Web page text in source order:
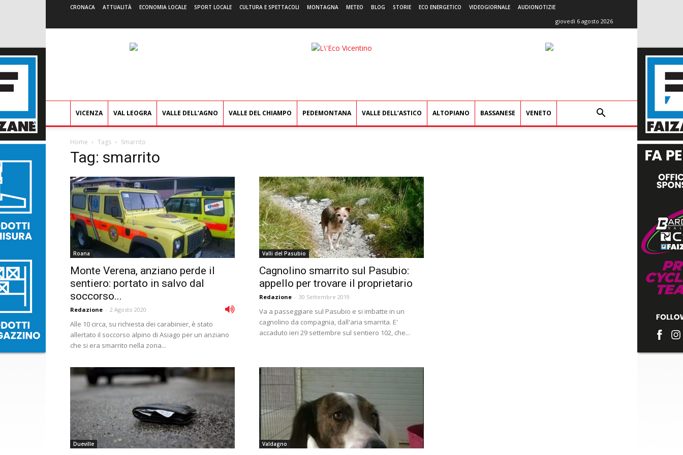
CRONACA ATTUALITÀ ECONOMIA LOCALE SPORT LOCALE CULTURA E SPETTACOLI MONTAGNA METEO BLOG STORIE ECO ENERGETICO VIDEOGIORNALE AUDIONOTIZIE
giovedì 6 agosto 2026
L'Eco
VICENZA VAL LEOGRA VALLE DELL’AGNO VALLE DEL CHIAMPO PEDEMONTANA VALLE DELL’ASTICO ALTOPIANO BASSANESE VENETO
Home Tags Smarrito
Tag: smarrito
Roana
Monte Verena, anziano perde il
sentiero: portato in salvo dal
soccorso...
Redazione - 2 Agosto 2020
Alle 10 circa, su richiesta dei carabinier, è stato
allertato il soccorso alpino di Asiago per un anziano
che si era smarrito nella zona...
Valli del Pasubio
Cagnolino smarrito sul Pasubio:
appello per trovare il proprietario
Redazione - 30 Settembre 2019
Va a passeggiare sul Pasubio e si imbatte in un
cagnolino da compagnia, dall'aria smarrita. E'
accaduto ieri 29 settembre sul sentiero 102, che...
Dueville Valdagno